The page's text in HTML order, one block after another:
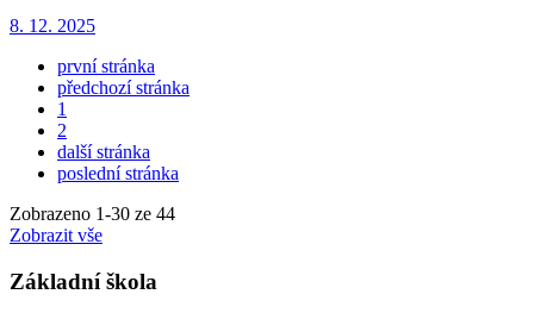
8. 12. 2025
první stránka
předchozí stránka
1
2
další stránka
poslední stránka
Zobrazeno 1-30 ze 44
Zobrazit vše
Základní škola